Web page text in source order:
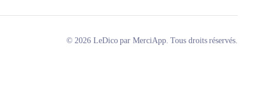
© 2026 LeDico par MerciApp. Tous droits réservés.